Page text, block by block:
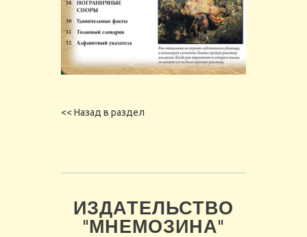
<< Назад в раздел
ИЗДАТЕЛЬСТВО
"МНЕМОЗИНА"